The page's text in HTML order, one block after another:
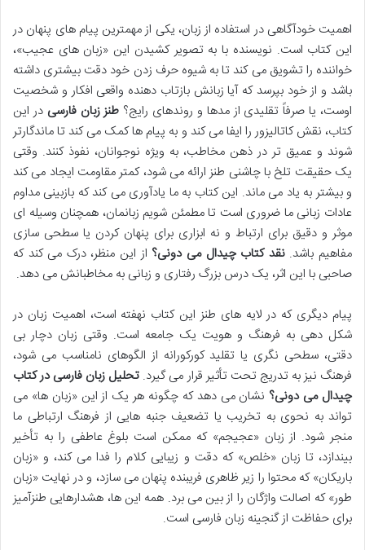
اهمیت خودآگاهی در استفاده از زبان، یکی از مهمترین پیام های پنهان در
این کتاب است. نویسنده با به تصویر کشیدن این «زبان های عجیب»،
خواننده را تشویق می کند تا به شیوه حرف زدن خود دقت بیشتری داشته
باشد و از خود بپرسد که آیا زبانش بازتاب دهنده واقعی افکار و شخصیت
اوست، یا صرفاً تقلیدی از مدها و روندهای رایج؟ طنز زبان فارسی در این
کتاب، نقش کاتالیزور را ایفا می کند و به پیام ها کمک می کند تا ماندگارتر
شوند و عمیق تر در ذهن مخاطب، به ویژه نوجوانان، نفوذ کنند. وقتی
یک حقیقت تلخ با چاشنی طنز ارائه می شود، کمتر مقاومت ایجاد می کند
و بیشتر به یاد می ماند. این کتاب به ما یادآوری می کند که بازبینی مداوم
عادات زبانی ما ضروری است تا مطمئن شویم زبانمان، همچنان وسیله ای
موثر و دقیق برای ارتباط و نه ابزاری برای پنهان کردن یا سطحی سازی
مفاهیم باشد.نقد کتاب چیدال می دونی؟ از این منظر، درک می کند که
صاحبی با این اثر، یک درس بزرگ رفتاری و زبانی به مخاطبانش می دهد.
پیام دیگری که در لایه های طنز این کتاب نهفته است، اهمیت زبان در
شکل دهی به فرهنگ و هویت یک جامعه است. وقتی زبان دچار بی
دقتی، سطحی نگری یا تقلید کورکورانه از الگوهای نامناسب می شود،
فرهنگ نیز به تدریج تحت تأثیر قرار می گیرد. تحلیل زبان فارسی در کتاب
چیدال می دونی؟ نشان می دهد که چگونه هر یک از این «زبان ها» می
تواند به نحوی به تخریب یا تضعیف جنبه هایی از فرهنگ ارتباطی ما
منجر شود. از زبان «عجیجم» که ممکن است بلوغ عاطفی را به تأخیر
بیندازد، تا زبان «خلص» که دقت و زیبایی کلام را فدا می کند، و «زبان
باریکان» که محتوا را زیر ظاهری فریبنده پنهان می سازد، و در نهایت «زبان
طور» که اصالت واژگان را از بین می برد. همه این ها، هشدارهایی طنزآمیز
برای حفاظت از گنجینه زبان فارسی است.